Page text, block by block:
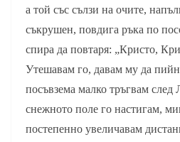
а той със сълзи на очите,
съкрушен, повдига ръка по
спира да повтаря: „Кристо,
Утешавам го, давам му да
посъвзема малко тръгвам
снежното поле го настигам,
постепенно увеличавам